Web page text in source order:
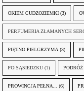
OKIEM CUDZOZIEMKI (3)
PERFUMERIA ZŁAMANYCH
PIĘTNO PIELGRZYMA (3)
PO SĄSIEDZKU (1)
PROWINCJA PEŁNA... (6)